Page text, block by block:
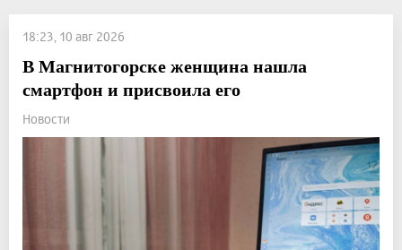
18:23, 10 авг 2026
В Магнитогорске женщина нашла
смартфон и присвоила его
Новости